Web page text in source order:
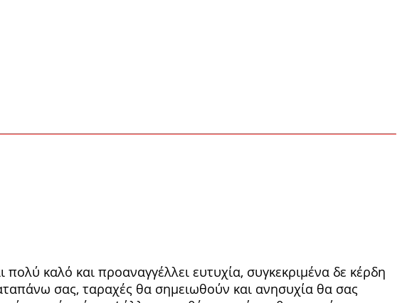
καλό και προαναγγέλλει ευτυχία, συγκεκριμένα δε κέρδη
σας, ταραχές θα σημειωθούν και ανησυχία θα σας